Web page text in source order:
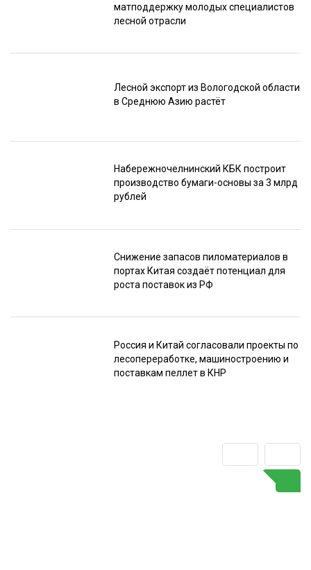
матподдержку молодых специалистов
лесной отрасли
Лесной экспорт из Вологодской области
в Среднюю Азию растёт
Набережночелнинский КБК построит
производство бумаги-основы за 3 млрд
рублей
Снижение запасов пиломатериалов в
портах Китая создаёт потенциал для
роста поставок из РФ
Россия и Китай согласовали проекты по
лесопереработке, машиностроению и
поставкам пеллет в КНР